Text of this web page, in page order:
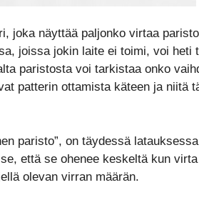
joka näyttää paljonko virtaa
joissa jokin laite ei toimi, voi heti
paristosta voi tarkistaa onko
patterin ottamista käteen ja niitä
paristo”, on täydessä
että se ohenee keskeltä kun virta
olevan virran määrän.